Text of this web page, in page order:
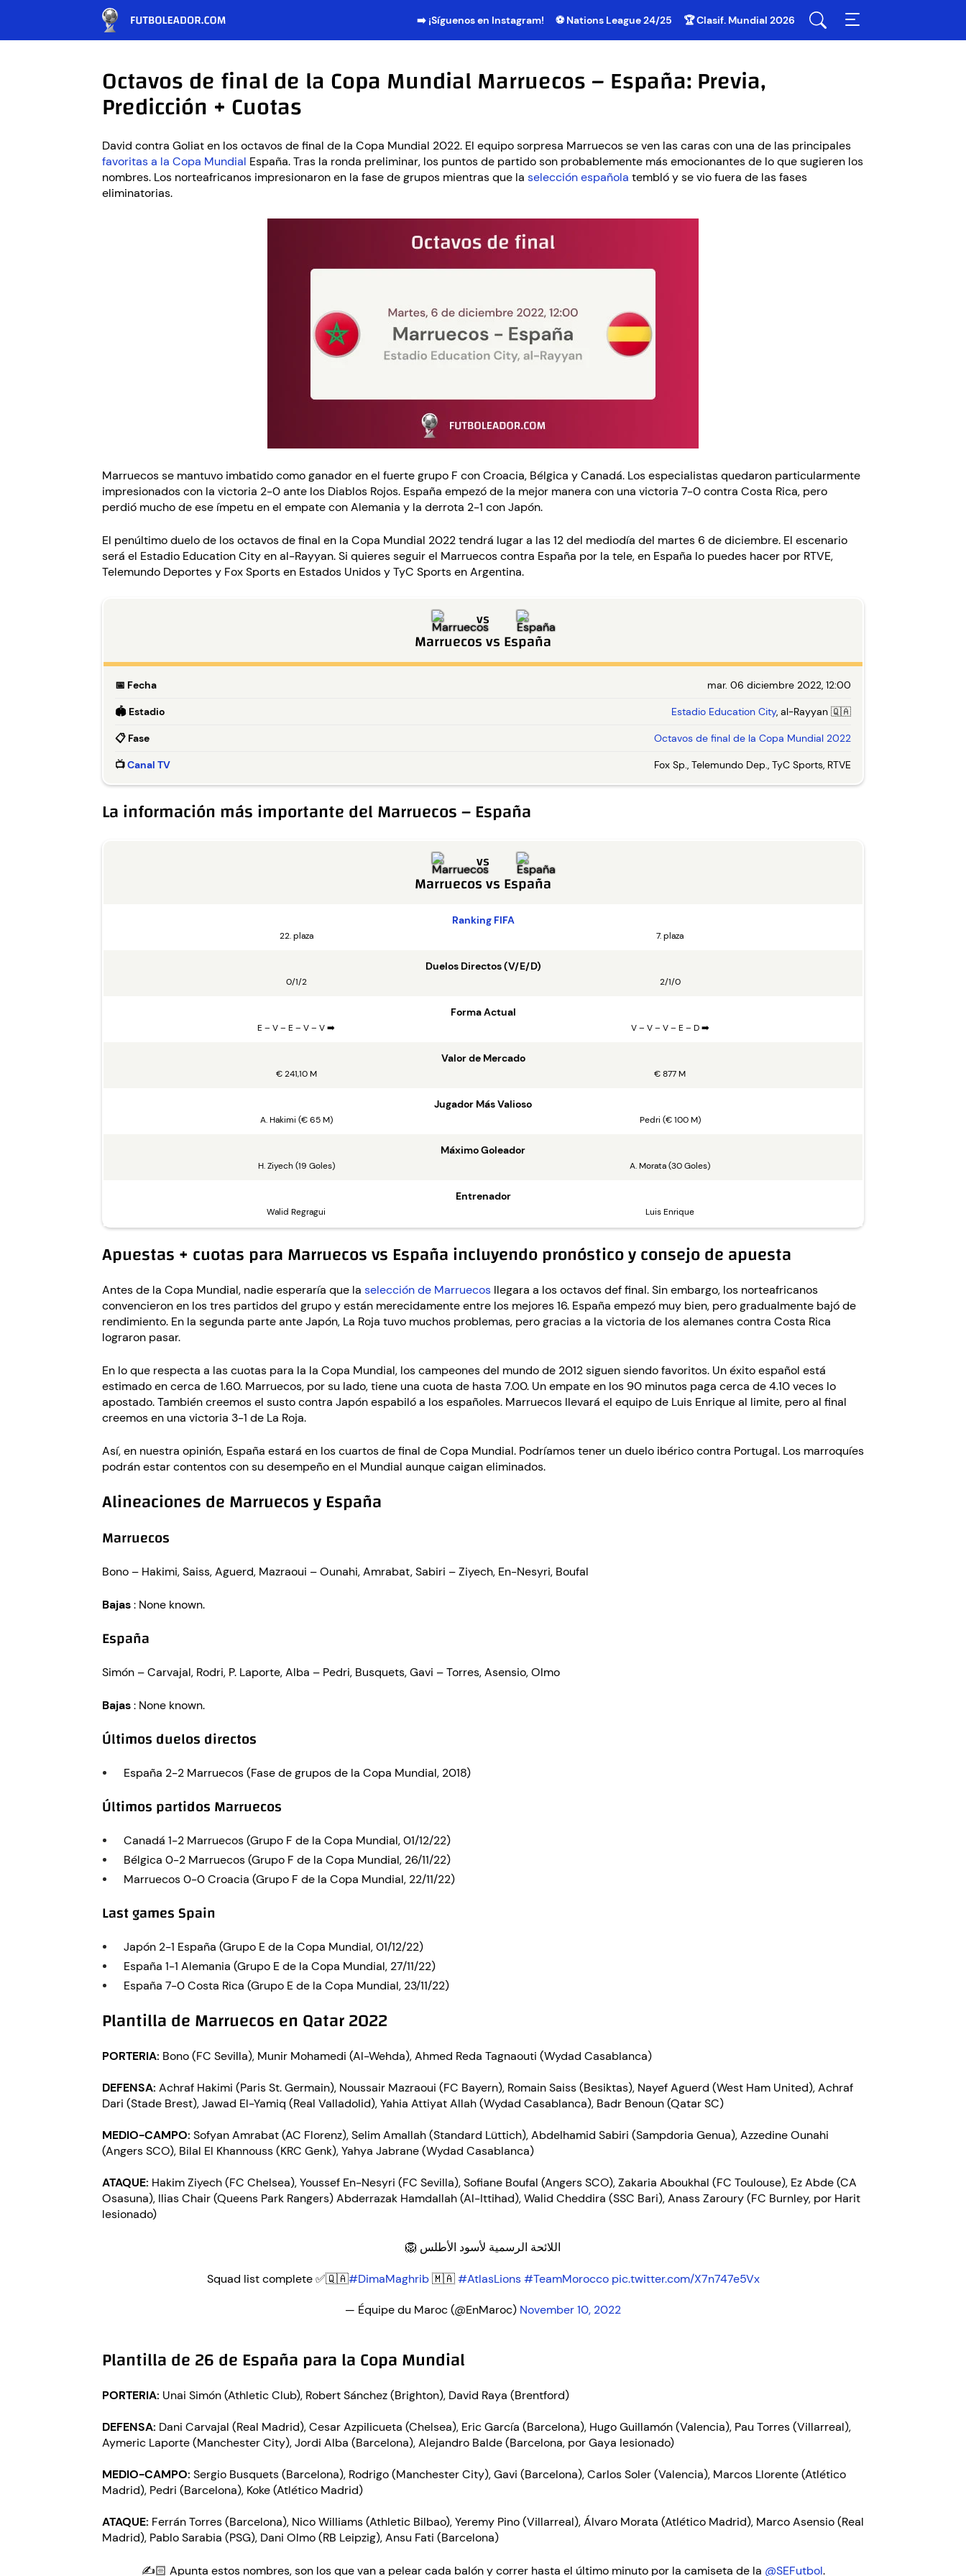
➡️ ¡Síguenos en Instagram! ⚽ Nations League 24/25 🏆 Clasif. Mundial 2026
Octavos de final de la Copa Mundial Marruecos – España: Previa,
Predicción + Cuotas
David contra Goliat en los octavos de final de la Copa Mundial 2022. El equipo sorpresa Marruecos se ven las caras con una de las principales
favoritas a la Copa Mundial España. Tras la ronda preliminar, los puntos de partido son probablemente más emocionantes de lo que sugieren los
nombres. Los norteafricanos impresionaron en la fase de grupos mientras que la selección española tembló y se vio fuera de las fases
eliminatorias.
Marruecos se mantuvo imbatido como ganador en el fuerte grupo F con Croacia, Bélgica y Canadá. Los especialistas quedaron particularmente
impresionados con la victoria 2-0 ante los Diablos Rojos. España empezó de la mejor manera con una victoria 7-0 contra Costa Rica, pero
perdió mucho de ese ímpetu en el empate con Alemania y la derrota 2-1 con Japón.
El penúltimo duelo de los octavos de final en la Copa Mundial 2022 tendrá lugar a las 12 del mediodía del martes 6 de diciembre. El escenario
será el Estadio Education City en al-Rayyan. Si quieres seguir el Marruecos contra España por la tele, en España lo puedes hacer por RTVE,
Telemundo Deportes y Fox Sports en Estados Unidos y TyC Sports en Argentina.
vs
MarruecosvsEspaña
📅 Fecha mar. 06 diciembre 2022, 12:00
🏟️ Estadio Estadio Education City, al-Rayyan 🇶🇦
📋 Fase Octavos de final de la Copa Mundial 2022
📺Canal TV Fox Sp., Telemundo Dep., TyC Sports, RTVE
La información más importante del Marruecos – España
vs
MarruecosvsEspaña
Ranking FIFA
22. plaza 7. plaza
Duelos Directos (V/E/D)
0/1/2 2/1/0
Forma Actual
E – V – E – V – V ➡️ V – V – V – E – D ➡️
Valor de Mercado
€ 241,10 M € 877 M
Jugador Más Valioso
A. Hakimi (€ 65 M) Pedri (€ 100 M)
Máximo Goleador
H. Ziyech (19 Goles) A. Morata (30 Goles)
Entrenador
Walid Regragui Luis Enrique
Apuestas + cuotas para Marruecos vs España incluyendo pronóstico y consejo de apuesta
Antes de la Copa Mundial, nadie esperaría que la selección de Marruecos llegara a los octavos def final. Sin embargo, los norteafricanos
convencieron en los tres partidos del grupo y están merecidamente entre los mejores 16. España empezó muy bien, pero gradualmente bajó de
rendimiento. En la segunda parte ante Japón, La Roja tuvo muchos problemas, pero gracias a la victoria de los alemanes contra Costa Rica
lograron pasar.
En lo que respecta a las cuotas para la la Copa Mundial, los campeones del mundo de 2012 siguen siendo favoritos. Un éxito español está
estimado en cerca de 1.60. Marruecos, por su lado, tiene una cuota de hasta 7.00. Un empate en los 90 minutos paga cerca de 4.10 veces lo
apostado. También creemos el susto contra Japón espabiló a los españoles. Marruecos llevará el equipo de Luis Enrique al limite, pero al final
creemos en una victoria 3-1 de La Roja.
Así, en nuestra opinión, España estará en los cuartos de final de Copa Mundial. Podríamos tener un duelo ibérico contra Portugal. Los marroquíes
podrán estar contentos con su desempeño en el Mundial aunque caigan eliminados.
Alineaciones de Marruecos y España
Marruecos
Bono – Hakimi, Saiss, Aguerd, Mazraoui – Ounahi, Amrabat, Sabiri – Ziyech, En-Nesyri, Boufal
Bajas: None known.
España
Simón – Carvajal, Rodri, P. Laporte, Alba – Pedri, Busquets, Gavi – Torres, Asensio, Olmo
Bajas: None known.
Últimos duelos directos
España 2-2 Marruecos (Fase de grupos de la Copa Mundial, 2018)
Últimos partidos Marruecos
Canadá 1-2 Marruecos (Grupo F de la Copa Mundial, 01/12/22)
Bélgica 0-2 Marruecos (Grupo F de la Copa Mundial, 26/11/22)
Marruecos 0-0 Croacia (Grupo F de la Copa Mundial, 22/11/22)
Last games Spain
Japón 2-1 España (Grupo E de la Copa Mundial, 01/12/22)
España 1-1 Alemania (Grupo E de la Copa Mundial, 27/11/22)
España 7-0 Costa Rica (Grupo E de la Copa Mundial, 23/11/22)
Plantilla de Marruecos en Qatar 2022
PORTERIA: Bono (FC Sevilla), Munir Mohamedi (Al-Wehda), Ahmed Reda Tagnaouti (Wydad Casablanca)
DEFENSA: Achraf Hakimi (Paris St. Germain), Noussair Mazraoui (FC Bayern), Romain Saiss (Besiktas), Nayef Aguerd (West Ham United), Achraf
Dari (Stade Brest), Jawad El-Yamiq (Real Valladolid), Yahia Attiyat Allah (Wydad Casablanca), Badr Benoun (Qatar SC)
MEDIO-CAMPO: Sofyan Amrabat (AC Florenz), Selim Amallah (Standard Lüttich), Abdelhamid Sabiri (Sampdoria Genua), Azzedine Ounahi
(Angers SCO), Bilal El Khannouss (KRC Genk), Yahya Jabrane (Wydad Casablanca)
ATAQUE: Hakim Ziyech (FC Chelsea), Youssef En-Nesyri (FC Sevilla), Sofiane Boufal (Angers SCO), Zakaria Aboukhal (FC Toulouse), Ez Abde (CA
Osasuna), Ilias Chair (Queens Park Rangers) Abderrazak Hamdallah (Al-Ittihad), Walid Cheddira (SSC Bari), Anass Zaroury (FC Burnley, por Harit
lesionado)
اللائحة الرسمية لأسود الأطلس 🦁
Squad list complete ✅🇶🇦#DimaMaghrib🇲🇦#AtlasLions #TeamMorocco pic.twitter.com/X7n747e5Vx
— Équipe du Maroc (@EnMaroc) November 10, 2022
Plantilla de 26 de España para la Copa Mundial
PORTERIA: Unai Simón (Athletic Club), Robert Sánchez (Brighton), David Raya (Brentford)
DEFENSA: Dani Carvajal (Real Madrid), Cesar Azpilicueta (Chelsea), Eric García (Barcelona), Hugo Guillamón (Valencia), Pau Torres (Villarreal),
Aymeric Laporte (Manchester City), Jordi Alba (Barcelona), Alejandro Balde (Barcelona, por Gaya lesionado)
MEDIO-CAMPO: Sergio Busquets (Barcelona), Rodrigo (Manchester City), Gavi (Barcelona), Carlos Soler (Valencia), Marcos Llorente (Atlético
Madrid), Pedri (Barcelona), Koke (Atlético Madrid)
ATAQUE: Ferrán Torres (Barcelona), Nico Williams (Athletic Bilbao), Yeremy Pino (Villarreal), Álvaro Morata (Atlético Madrid), Marco Asensio (Real
Madrid), Pablo Sarabia (PSG), Dani Olmo (RB Leipzig), Ansu Fati (Barcelona)
✍️🏻 Apunta estos nombres, son los que van a pelear cada balón y correr hasta el último minuto por la camiseta de la @SEFutbol.